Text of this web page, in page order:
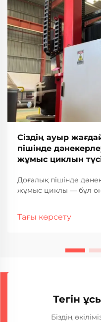
Сіздің ауыр
пішінде
жұмыс циклын
Доғалық пішінде
жұмыс циклы — бұл
маңызды
Тағы көрсету
Тегін
Біздің